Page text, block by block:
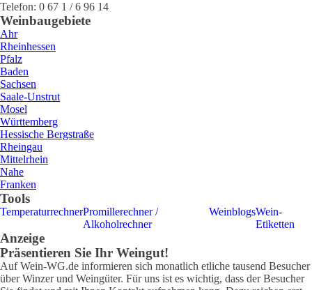
Telefon: 0 67 1 / 6 96 14
Weinbaugebiete
Ahr
Rheinhessen
Pfalz
Baden
Sachsen
Saale-Unstrut
Mosel
Württemberg
Hessische Bergstraße
Rheingau
Mittelrhein
Nahe
Franken
Tools
TemperaturrechnerPromillerechner /
Alkoholrechner
WeinblogsWein-
Etiketten
Anzeige
Präsentieren Sie Ihr Weingut!
Auf Wein-WG.de informieren sich monatlich etliche tausend Besucher
über Winzer und Weingüter. Für uns ist es wichtig, dass der Besucher